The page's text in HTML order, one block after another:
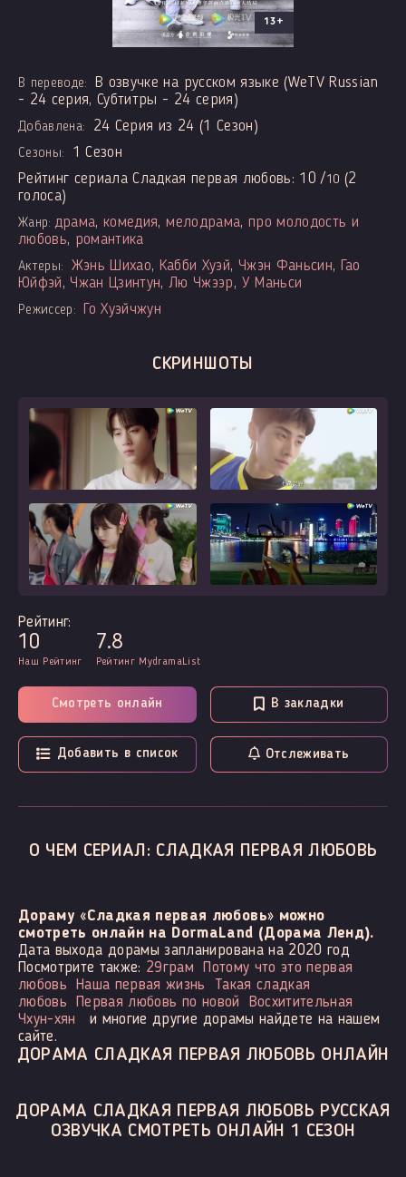
13+
В переводе:
В озвучке на русском языке (WeTV Russian
- 24 серия, Субтитры - 24 серия)
Добавлена: 24 Серия из 24 (1 Сезон)
Сезоны:
1 Сезон
Рейтинг сериала Сладкая первая любовь: 10 /10 (2
голоса)
Жанр: драма,комедия,мелодрама, про молодость и
любовь, романтика
Актеры: Жэнь Шихао, Кабби Хуэй, Чжэн Фаньсин, Гао
Юйфэй,Чжан Цзинтун,Лю Чжээр, У Маньси
Режиссер: Го Хуэйчжун
СКРИНШОТЫ
Рейтинг:
10
Наш Рейтинг
7.8
Рейтинг MydramaList
Смотреть онлайн В закладки
Добавить в список Отслеживать
О ЧЕМ СЕРИАЛ: СЛАДКАЯ ПЕРВАЯ ЛЮБОВЬ
Дораму «Сладкая первая любовь» можно
смотреть онлайн на DormaLand (Дорама Ленд).
Дата выхода дорамы запланирована на 2020 год
Посмотрите также: 29грам
Потому что это первая
любовь
Наша первая жизнь
Такая сладкая
любовь
Первая любовь по новой
Восхитительная
Чхун-хян
и многие другие дорамы найдете на нашем
сайте.
ДОРАМА СЛАДКАЯ ПЕРВАЯ ЛЮБОВЬ ОНЛАЙН
ДОРАМА СЛАДКАЯ ПЕРВАЯ ЛЮБОВЬ РУССКАЯ
ОЗВУЧКА СМОТРЕТЬ ОНЛАЙН 1 СЕЗОН